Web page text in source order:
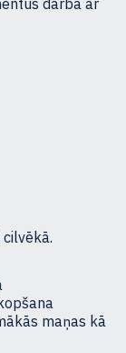
darbā ar
maņas kā